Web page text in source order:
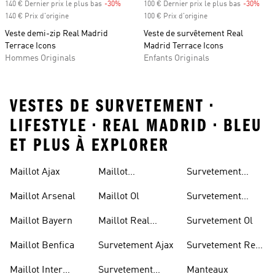
140 € Dernier prix le plus bas -30%
140 € Prix d'origine
Veste demi-zip Real Madrid
Terrace Icons
Hommes Originals
100 € Dernier prix le plus bas -30%
100 € Prix d'origine
Veste de survêtement Real
Madrid Terrace Icons
Enfants Originals
VESTES DE SURVETEMENT •
LIFESTYLE • REAL MADRID • BLEU
ET PLUS À EXPLORER
Maillot Ajax
Maillot Arsenal
Maillot Bayern
Maillot Benfica
Maillot Inter
Maillot
United
Maillot Ol
Maillot Real
Survetement Ajax
Survetement
Survetement
Survetement
United
Survetement Ol
Survetement Real
Manteaux